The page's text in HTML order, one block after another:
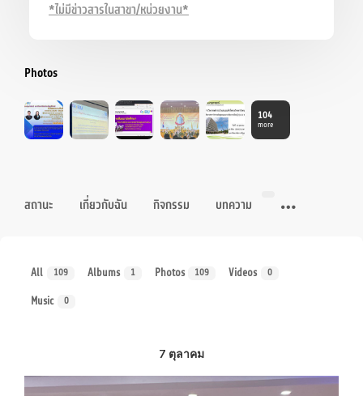
*ไม่มีข่าวสารในสาขา/หน่วยงาน*
Photos
104
more
สถานะ เกี่ยวกับฉัน กิจกรรม บทความ
All 109 Albums 1 Photos 109 Videos 0
Music 0
7 ตุลาคม